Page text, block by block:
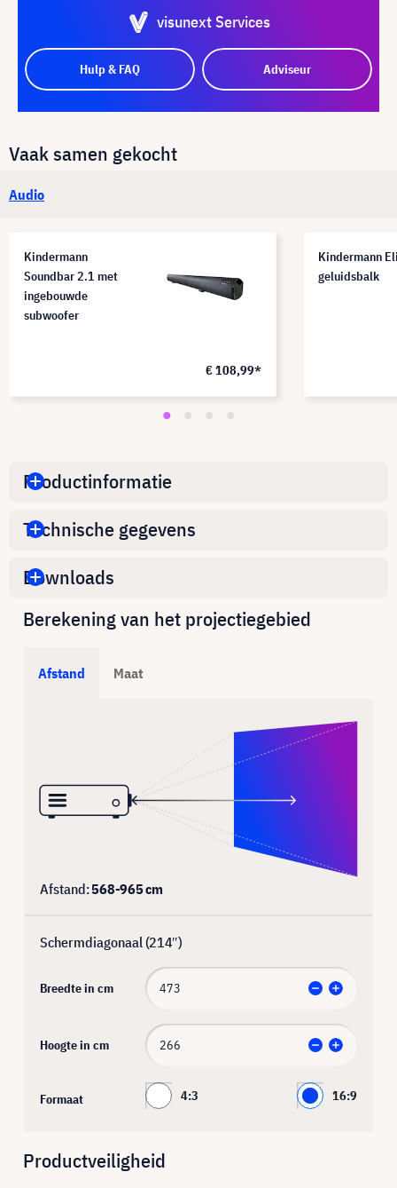
visunext Services
Hulp & FAQ Adviseur
Vaak samen gekocht
Audio
Kindermann
Soundbar 2.1 met
ingebouwde
subwoofer
€ 108,99*
Kindermann
geluidsbalk
Productinformatie
Technische gegevens
Downloads
Berekening van het projectiegebied
Afstand Maat
Afstand:568-965cm
Schermdiagonaal (214″)
Breedte in cm
Hoogte in cm
Formaat 4:3 16:9
Productveiligheid